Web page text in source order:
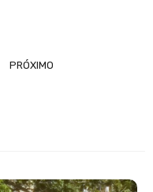
PRÓXIMO